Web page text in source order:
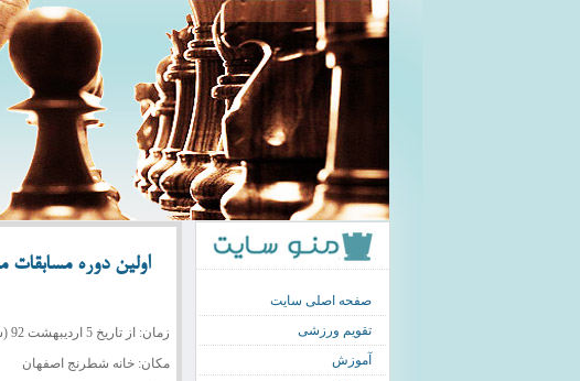
صفحه اصلی سایت
تقویم ورزشی
آموزش
اولین دوره مسابقات
زمان: از تاریخ 5 اردیبهشت 92 (ساعت 17:30)
مکان: خانه شطرنج اصفهان